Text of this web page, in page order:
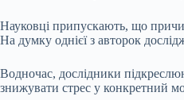
Науковці припускають, що
На думку однієї з авторок
Водночас, дослідники
знижувати стрес у конкретний